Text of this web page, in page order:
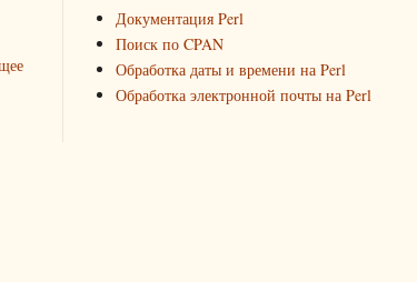
Документация Perl
Поиск по CPAN
Обработка даты и времени на Perl
Обработка электронной почты на Perl